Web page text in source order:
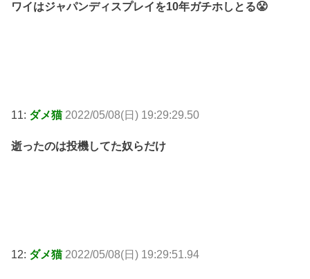
ワイはジャパンディスプレイを10年ガチホしとる😤
11: ダメ猫 2022/05/08(日) 19:29:29.50
逝ったのは投機してた奴らだけ
12: ダメ猫 2022/05/08(日) 19:29:51.94